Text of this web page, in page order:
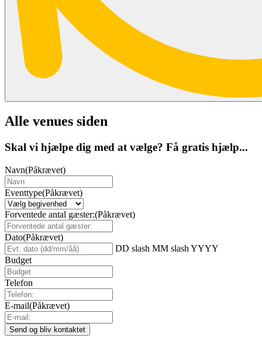
Alle venues siden
Skal vi hjælpe dig med at vælge? Få gratis hjælp...
Navn(Påkrævet)
Eventtype(Påkrævet)
Forventede antal gæster:(Påkrævet)
Dato(Påkrævet)
DD slash MM slash YYYY
Budget
Telefon
E-mail(Påkrævet)